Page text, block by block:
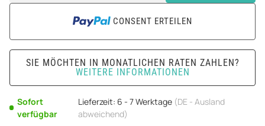
CONSENT ERTEILEN
SIE MÖCHTEN IN MONATLICHEN RATEN ZAHLEN?
WEITERE INFORMATIONEN
Sofort
verfügbar
Lieferzeit: 6 - 7 Werktage (DE - Ausland
abweichend)